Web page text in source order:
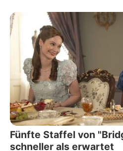
Fünfte Staffel von
schneller als erwartet